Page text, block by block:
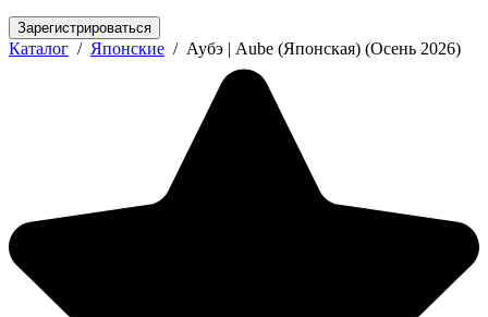
Зарегистрироваться
Каталог / Японские / Аубэ | Aube (Японская) (Осень 2026)